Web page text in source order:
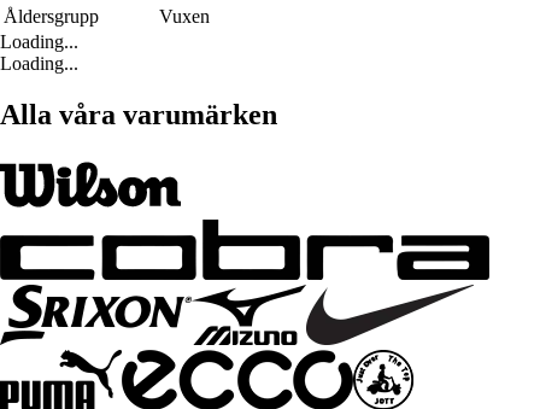
Åldersgrupp
Vuxen
Loading...
Loading...
Alla våra varumärken